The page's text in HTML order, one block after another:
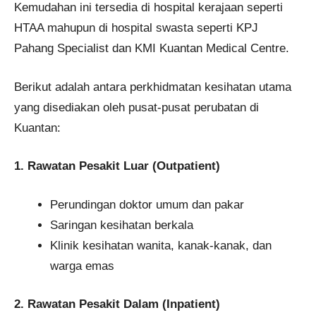
Kemudahan ini tersedia di hospital kerajaan seperti
HTAA mahupun di hospital swasta seperti KPJ
Pahang Specialist dan KMI Kuantan Medical Centre.
Berikut adalah antara perkhidmatan kesihatan utama
yang disediakan oleh pusat-pusat perubatan di
Kuantan:
1. Rawatan Pesakit Luar (Outpatient)
Perundingan doktor umum dan pakar
Saringan kesihatan berkala
Klinik kesihatan wanita, kanak-kanak, dan
warga emas
2. Rawatan Pesakit Dalam (Inpatient)